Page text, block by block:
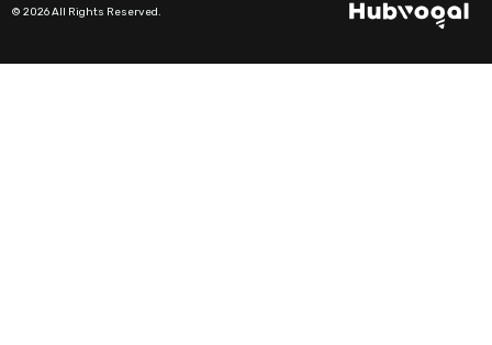
© 2026 All Rights Reserved.